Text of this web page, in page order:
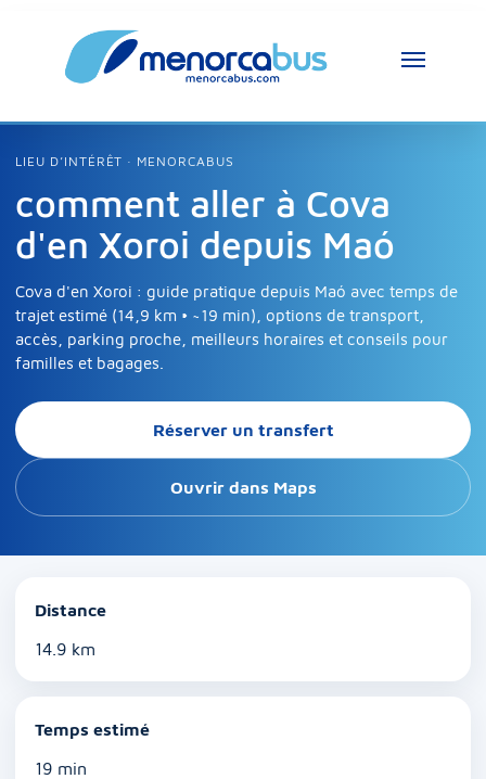
LIEU D’INTÉRÊT · MENORCABUS
comment aller à Cova
d'en Xoroi depuis Maó
Cova d'en Xoroi : guide pratique depuis Maó avec temps de
trajet estimé (14,9 km • ~19 min), options de transport,
accès, parking proche, meilleurs horaires et conseils pour
familles et bagages.
Réserver un transfert
Ouvrir dans Maps
Distance
14.9 km
Temps estimé
19 min
MenorcaBus Assistant
Bonjour, je suis l’assistant MenorcaBus.
Comment puis-je vous aider ?